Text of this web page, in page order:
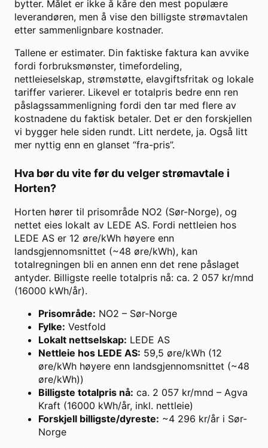
bytter. Målet er ikke å kåre den mest populære
leverandøren, men å vise den billigste strømavtalen
etter sammenlignbare kostnader.
Tallene er estimater. Din faktiske faktura kan avvike
fordi forbruksmønster, timefordeling,
nettleieselskap, strømstøtte, elavgiftsfritak og lokale
tariffer varierer. Likevel er totalpris bedre enn ren
påslagssammenligning fordi den tar med flere av
kostnadene du faktisk betaler. Det er den forskjellen
vi bygger hele siden rundt. Litt nerdete, ja. Også litt
mer nyttig enn en glanset “fra-pris”.
Hva bør du vite før du velger strømavtale i
Horten?
Horten hører til prisområde NO2 (Sør-Norge), og
nettet eies lokalt av LEDE AS. Fordi nettleien hos
LEDE AS er 12 øre/kWh høyere enn
landsgjennomsnittet (~48 øre/kWh), kan
totalregningen bli en annen enn det rene påslaget
antyder. Billigste reelle totalpris nå: ca. 2 057 kr/mnd
(16000 kWh/år).
Prisområde: NO2 – Sør-Norge
Fylke: Vestfold
Lokalt nettselskap: LEDE AS
Nettleie hos LEDE AS: 59,5 øre/kWh (12
øre/kWh høyere enn landsgjennomsnittet (~48
øre/kWh))
Billigste totalpris nå: ca. 2 057 kr/mnd – Agva
Kraft (16000 kWh/år, inkl. nettleie)
Forskjell billigste/dyreste: ~4 296 kr/år i Sør-
Norge